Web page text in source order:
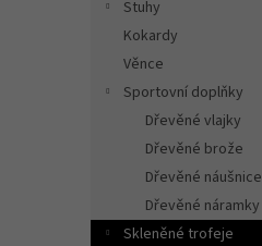
Stuhy
Kokardy
Věnce
Sportovní doplňky
Dřevěné vlajky
Dřevěné brože
Dřevěné náušnice
Dřevěné náramky
Skleněné trofeje